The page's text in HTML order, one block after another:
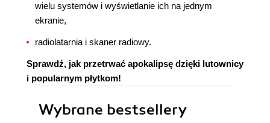
wielu systemów i wyświetlanie ich na jednym
ekranie,
radiolatarnia i skaner radiowy.
Sprawdź, jak przetrwać apokalipsę dzięki lutownicy
i popularnym płytkom!
Wybrane bestsellery